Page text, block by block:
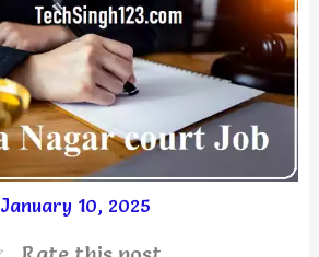
January 10, 2025